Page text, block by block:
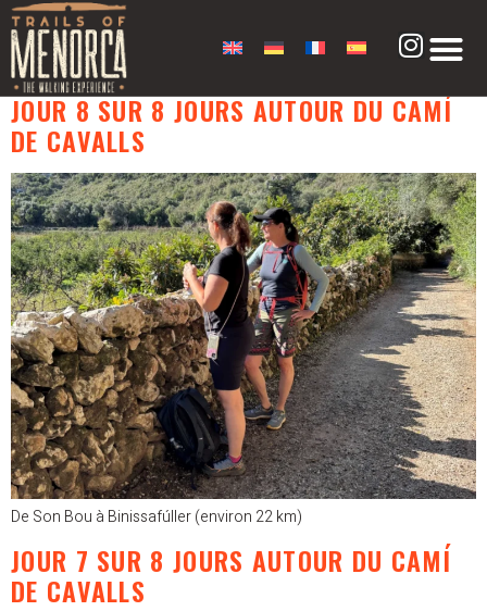
CATÉGORIE :
CAVALLS
JOUR 8 SUR 8 JOURS AUTOUR DU CAMÍ
DE CAVALLS
De Son Bou à Binissafúller (environ 22 km)
JOUR 7 SUR 8 JOURS AUTOUR DU CAMÍ
DE CAVALLS